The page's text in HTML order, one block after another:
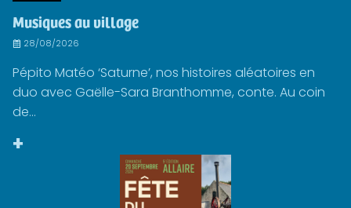
Musiques au village
28/08/2026
Pépito Matéo ‘Saturne’, nos histoires aléatoires en
duo avec Gaëlle-Sara Branthomme, conte. Au coin
de...
+